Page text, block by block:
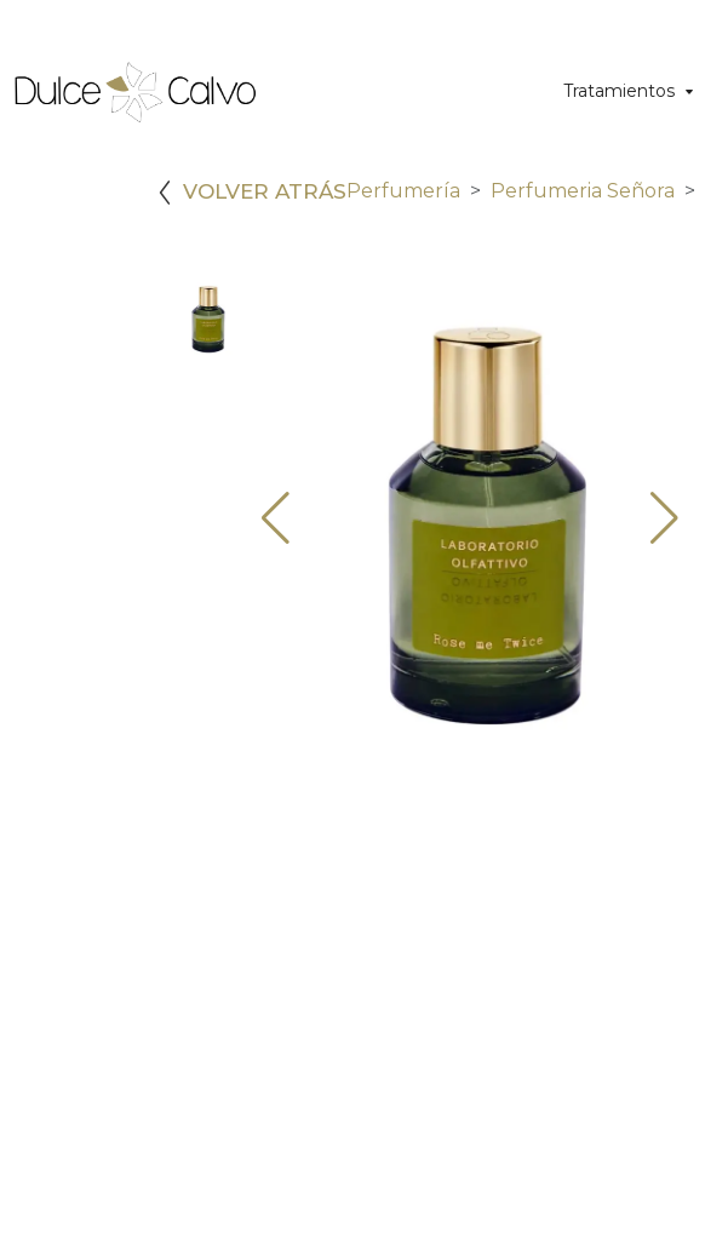
Tratamientos
VOLVER ATRÁSPerfumería Perfumeria Señora